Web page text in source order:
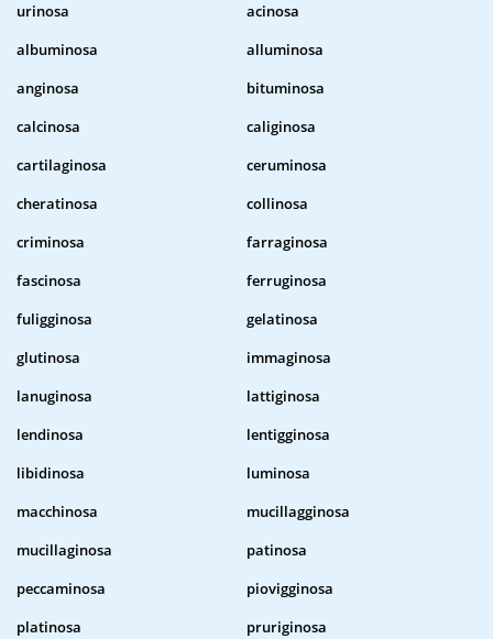
urinosa
acinosa
albuminosa
alluminosa
anginosa
bituminosa
calcinosa
caliginosa
cartilaginosa
ceruminosa
cheratinosa
collinosa
criminosa
farraginosa
fascinosa
ferruginosa
fuligginosa
gelatinosa
glutinosa
immaginosa
lanuginosa
lattiginosa
lendinosa
lentigginosa
libidinosa
luminosa
macchinosa
mucillagginosa
mucillaginosa
patinosa
peccaminosa
piovigginosa
platinosa
pruriginosa